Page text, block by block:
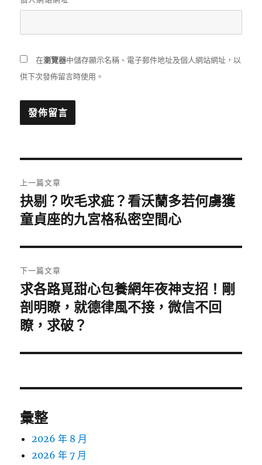
在瀏覽器中儲存顯示名稱、電子郵件地址及個人網站網址，以
供下次發佈留言時使用。
章
導
覽
上一篇文章
上
一
文
章:
抉剔？吹毛求疵？看沃蘭多若何虜獲
童貞座的九宮格私密空間心
下一篇文章
下
一
篇
章:
求各路覓甜心包養網年夜神支招！剛
剖明瞭，就德律風不接，微信不回
瞭，求破？
彙整
2026 年 8 月
2026 年 7 月